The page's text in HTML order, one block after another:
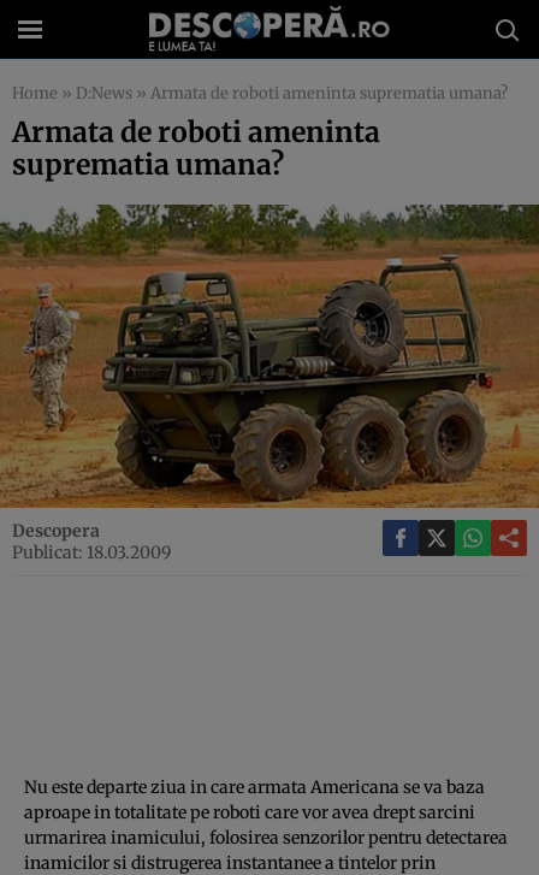
Home » D:News » Armata de roboti ameninta suprematia umana?
Armata de roboti ameninta
suprematia umana?
Descopera
Publicat: 18.03.2009
Nu este departe ziua in care armata Americana se va baza
aproape in totalitate pe roboti care vor avea drept sarcini
urmarirea inamicului, folosirea senzorilor pentru detectarea
inamicilor si distrugerea instantanee a tintelor prin